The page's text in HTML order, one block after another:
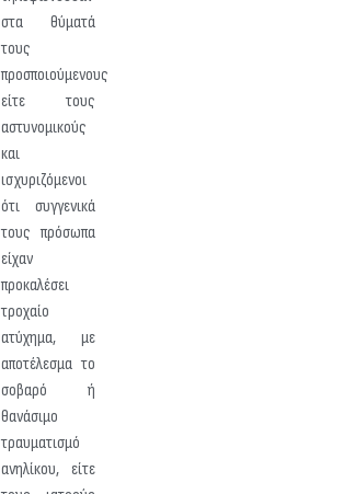
στα θύματά
τους
προσποιούμενους
είτε τους
αστυνομικούς
και
ισχυριζόμενοι
ότι συγγενικά
τους πρόσωπα
είχαν
προκαλέσει
τροχαίο
ατύχημα, με
αποτέλεσμα το
σοβαρό ή
θανάσιμο
τραυματισμό
ανηλίκου, είτε